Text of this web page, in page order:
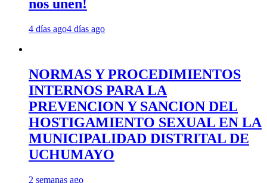
nos unen!
4 días ago4 días ago
NORMAS Y PROCEDIMIENTOS
INTERNOS PARA LA
PREVENCION Y SANCION DEL
HOSTIGAMIENTO SEXUAL EN LA
MUNICIPALIDAD DISTRITAL DE
UCHUMAYO
2 semanas ago